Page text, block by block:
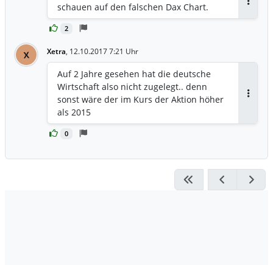
2
schauen auf den falschen Dax Chart.
X Xetra, 12.10.2017 7:21 Uhr
0
Auf 2 Jahre gesehen hat die deutsche
Wirtschaft also nicht zugelegt.. denn
sonst wäre der im Kurs der Aktion höher
als 2015